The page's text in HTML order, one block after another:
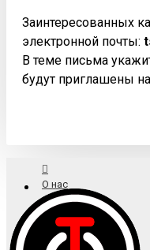
Заинтересованных
электронной почты:
В теме письма
будут приглашены
О нас
Доставка